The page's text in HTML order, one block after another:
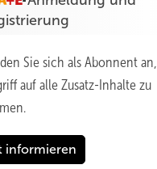
Sie sich als Abonnent an,
auf alle Zusatz-Inhalte zu
informieren